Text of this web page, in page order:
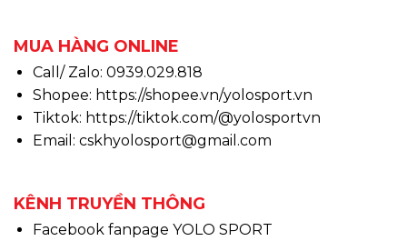
MUA HÀNG ONLINE
Call/ Zalo: 0939.029.818
Shopee: https://shopee.vn/yolosport.vn
Tiktok: https://tiktok.com/@yolosportvn
Email: cskhyolosport@gmail.com
KÊNH TRUYỀN THÔNG
Facebook fanpage YOLO SPORT